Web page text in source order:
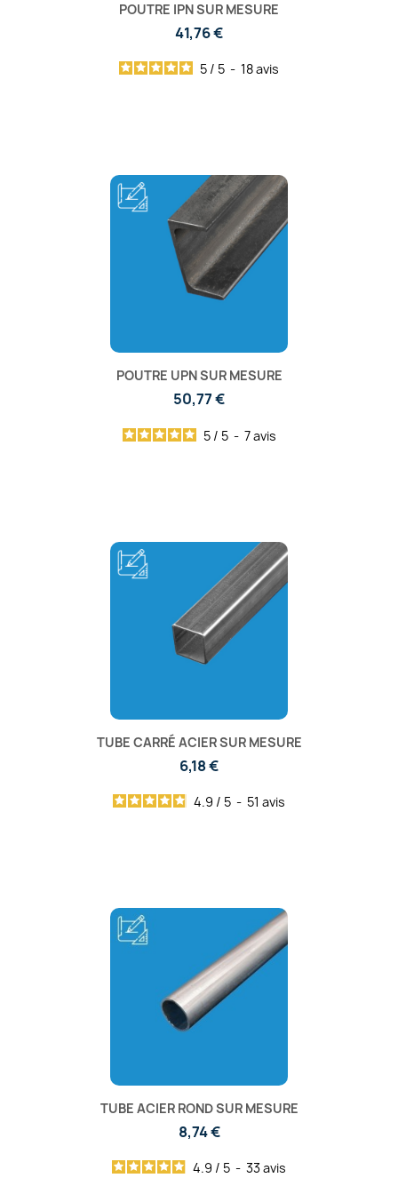
POUTRE IPN SUR MESURE
41,76 €
5 / 5 - 18avis
POUTRE UPN SUR MESURE
50,77 €
5 / 5 - 7avis
TUBE CARRÉ ACIER SUR MESURE
6,18 €
4.9 / 5 - 51 avis
TUBE ACIER ROND SUR MESURE
8,74 €
4.9 / 5 - 33avis